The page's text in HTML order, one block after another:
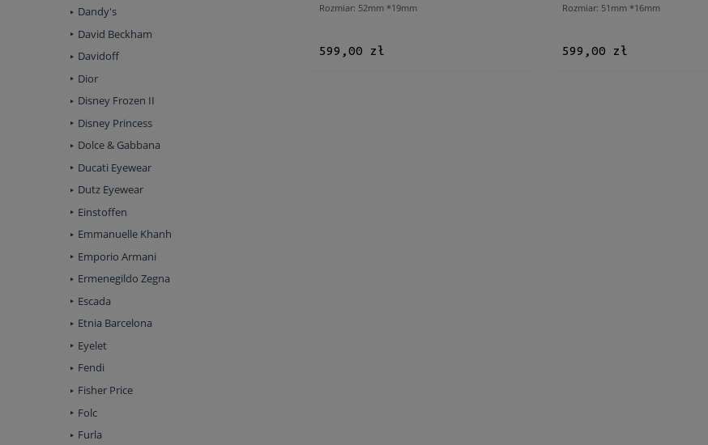
Dandy's
David Beckham
Davidoff
Dior
Disney Frozen II
Disney Princess
Dolce & Gabbana
Ducati Eyewear
Dutz Eyewear
Einstoffen
Emmanuelle Khanh
Emporio Armani
Ermenegildo Zegna
Escada
Etnia Barcelona
Eyelet
Fendi
Fisher Price
Folc
Furla
Rozmiar: 52mm *19mm
599,00 zł
Rozmiar: 51mm *16mm
599,00 zł